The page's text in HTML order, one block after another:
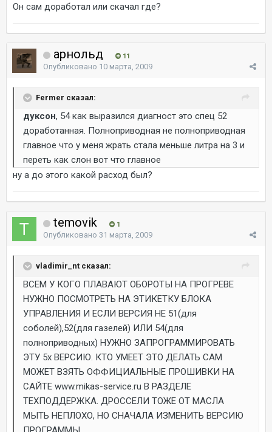
Он сам доработал или скачал где?
арнольд 11
Опубликовано 10 марта, 2009
Fermer сказал:
дуксон, 54 как выразился диагност это спец 52
доработанная. Полноприводная не полноприводная
главное что у меня жрать стала меньше литра на 3 и
переть как слон вот что главное
ну а до этого какой расход был?
temovik 1
Опубликовано 31 марта, 2009
vladimir_nt сказал:
ВСЕМ У КОГО ПЛАВАЮТ ОБОРОТЫ НА ПРОГРЕВЕ
НУЖНО ПОСМОТРЕТЬ НА ЭТИКЕТКУ БЛОКА
УПРАВЛЕНИЯ И ЕСЛИ ВЕРСИЯ НЕ 51(для
соболей),52(для газелей) ИЛИ 54(для
полноприводных) НУЖНО ЗАПРОГРАММИРОВАТЬ
ЭТУ 5х ВЕРСИЮ. КТО УМЕЕТ ЭТО ДЕЛАТЬ САМ
МОЖЕТ ВЗЯТЬ ОФФИЦИАЛЬНЫЕ ПРОШИВКИ НА
САЙТЕ www.mikas-service.ru В РАЗДЕЛЕ
ТЕХПОДДЕРЖКА. ДРОССЕЛИ ТОЖЕ ОТ МАСЛА
МЫТЬ НЕПЛОХО, НО СНАЧАЛА ИЗМЕНИТЬ ВЕРСИЮ